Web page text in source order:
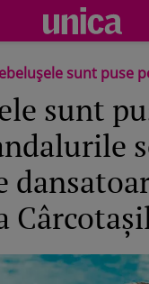
sunt puse pe rele! Scandalurile se țin ca scaiul
sunt